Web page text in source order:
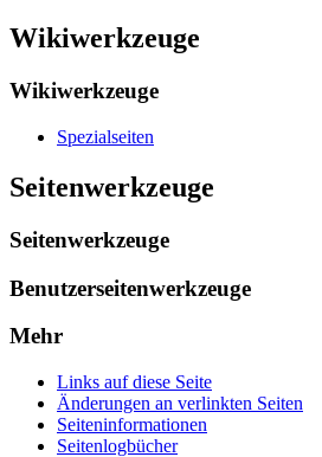
Wikiwerkzeuge
Wikiwerkzeuge
Spezialseiten
Seitenwerkzeuge
Seitenwerkzeuge
Benutzerseitenwerkzeuge
Mehr
Links auf diese Seite
Änderungen an verlinkten Seiten
Seiten­informationen
Seitenlogbücher